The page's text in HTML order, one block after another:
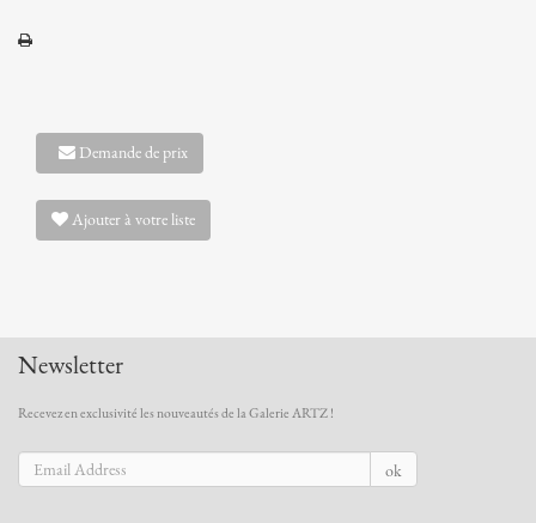
Demande de prix
Ajouter à votre liste
Newsletter
Recevez en exclusivité les nouveautés de la Galerie ARTZ !
ok